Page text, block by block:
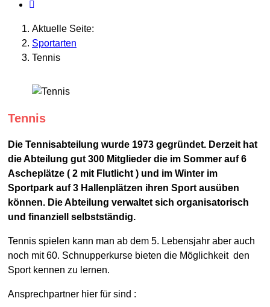
Aktuelle Seite:
Sportarten
Tennis
Tennis
Die Tennisabteilung wurde 1973 gegründet. Derzeit hat
die Abteilung gut 300 Mitglieder die im Sommer auf 6
Ascheplätze ( 2 mit Flutlicht ) und im Winter im
Sportpark auf 3 Hallenplätzen ihren Sport ausüben
können. Die Abteilung verwaltet sich organisatorisch
und finanziell selbstständig.
Tennis spielen kann man ab dem 5. Lebensjahr aber auch
noch mit 60. Schnupperkurse bieten die Möglichkeit den
Sport kennen zu lernen.
Ansprechpartner hier für sind :